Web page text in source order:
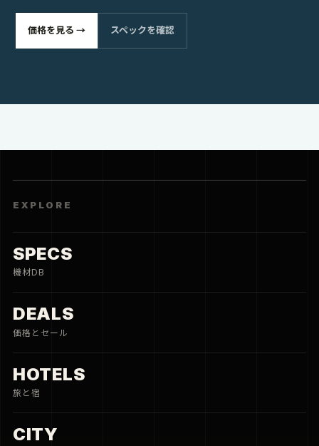
価格を見る → スペックを確認
EXPLORE
SPECS
機材DB
DEALS
価格とセール
HOTELS
旅と宿
CITY